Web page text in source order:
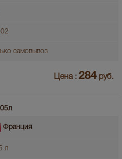
самовывоз
Цена : 284 руб.
Франция
л